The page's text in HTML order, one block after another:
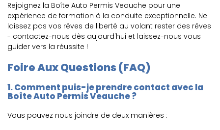
Rejoignez la Boîte Auto Permis Veauche pour une
expérience de formation à la conduite exceptionnelle. Ne
laissez pas vos rêves de liberté au volant rester des rêves
- contactez-nous dès aujourd'hui et laissez-nous vous
guider vers la réussite !
Foire Aux Questions (FAQ)
1. Comment puis-je prendre contact avec la
Boîte Auto Permis Veauche ?
Vous pouvez nous joindre de deux manières :